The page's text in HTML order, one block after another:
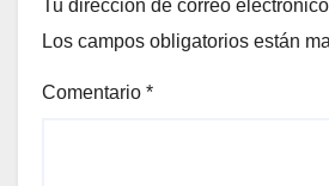
Tu dirección de correo
Los campos obligatorios están
Comentario *